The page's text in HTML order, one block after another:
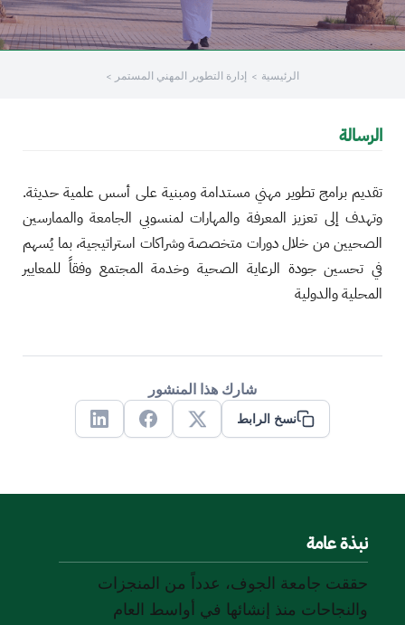
الرئيسية إدارة التطوير المهني المستمر
الرسالة
تقديم برامج تطوير مهني مستدامة ومبنية على أسس علمية حديثة.
وتهدف إلى تعزيز المعرفة والمهارات لمنسوبي الجامعة والممارسين
الصحيين من خلال دورات متخصصة وشراكات استراتيجية، بما يُسهم
في تحسين جودة الرعاية الصحية وخدمة المجتمع وفقاً للمعايير
المحلية والدولية
شارك هذا المنشور
نسخ الرابط
X
Facebook
Linkedin
نبذة عامة
حققت جامعة الجوف، عدداً من المنجزات
والنجاحات منذ إنشائها في أواسط العام